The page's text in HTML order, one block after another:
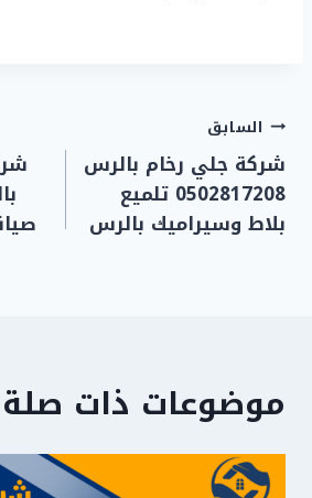
تصفّح
المقالات
السابق
شركة جلي رخام بالرس
0502817208 تلميع
بلاط وسيراميك بالرس
موضوعات ذات صلة